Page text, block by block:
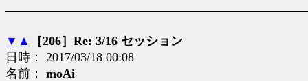
▼ ▲
［206］Re: 3/16 セッション
日時： 2017/03/18 00:08
名前： moAi